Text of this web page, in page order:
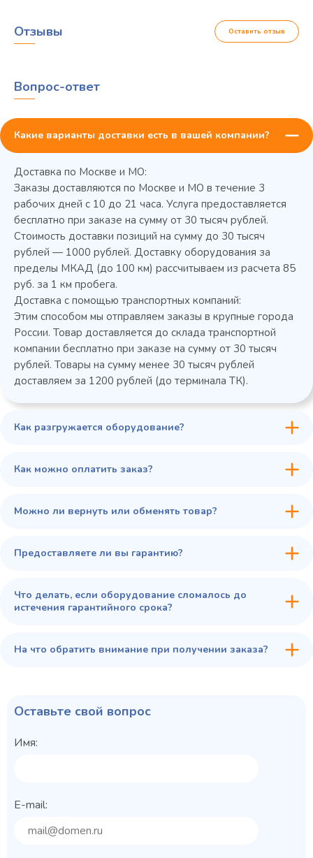
Колода разрубочная КР-5/5
45 900 ₽
Отзывы Оставить отзыв
Вопрос-ответ
Какие варианты доставки есть в вашей компании?
Доставка по Москве и МО:
Заказы доставляются по Москве и МО в течение 3
рабочих дней с 10 до 21 часа. Услуга предоставляется
бесплатно при заказе на сумму от 30 тысяч рублей.
Стоимость доставки позиций на сумму до 30 тысяч
рублей — 1000 рублей. Доставку оборудования за
пределы МКАД (до 100 км) рассчитываем из расчета 85
руб. за 1 км пробега.
Доставка с помощью транспортных компаний:
Этим способом мы отправляем заказы в крупные города
России. Товар доставляется до склада транспортной
компании бесплатно при заказе на сумму от 30 тысяч
рублей. Товары на сумму менее 30 тысяч рублей
доставляем за 1200 рублей (до терминала ТК).
Как разгружается оборудование?
Как можно оплатить заказ?
Можно ли вернуть или обменять товар?
Предоставляете ли вы гарантию?
Что делать, если оборудование сломалось до
истечения гарантийного срока?
На что обратить внимание при получении заказа?
Оставьте свой вопрос
Имя:
E-mail: